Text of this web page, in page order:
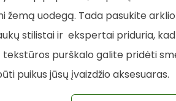
žemą uodegą. Tada pasukite arklio
stilistai ir ekspertai priduria,
purškalo galite pridėti
puikus jūsų įvaizdžio aksesuaras.